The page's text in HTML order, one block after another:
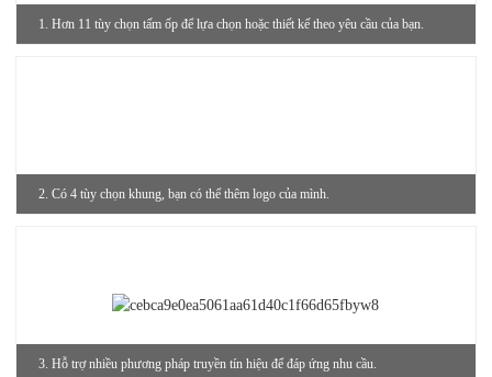
1. Hơn 11 tùy chọn tấm ốp để lựa chọn hoặc thiết kế theo yêu cầu của bạn.
2. Có 4 tùy chọn khung, bạn có thể thêm logo của mình.
3. Hỗ trợ nhiều phương pháp truyền tín hiệu để đáp ứng nhu cầu.